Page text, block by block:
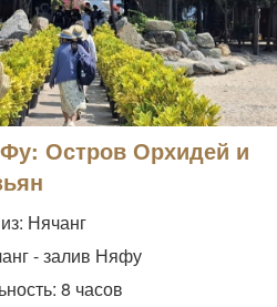
Остров Орхидей и
Нячанг
- залив Няфу
8 часов